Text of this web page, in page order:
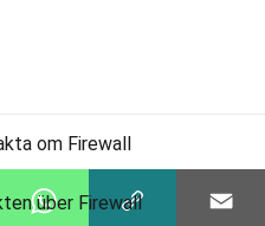
om Firewall
über Firewall